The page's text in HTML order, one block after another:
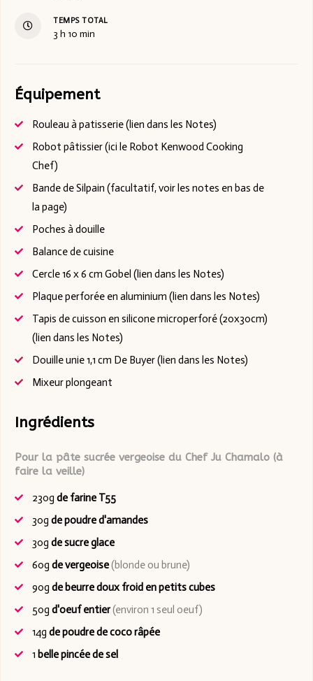
TEMPS TOTAL
3 h 10 min
Équipement
Rouleau à patisserie (lien dans les Notes)
Robot pâtissier (ici le Robot Kenwood Cooking
Chef)
Bande de Silpain (facultatif, voir les notes en bas de
la page)
Poches à douille
Balance de cuisine
Cercle 16 x 6 cm Gobel (lien dans les Notes)
Plaque perforée en aluminium (lien dans les Notes)
Tapis de cuisson en silicone microperforé (20x30cm)
(lien dans les Notes)
Douille unie 1,1 cm De Buyer(lien dans les Notes)
Mixeur plongeant
Ingrédients
Pour la pâte sucrée vergeoise du Chef Ju Chamalo (à
faire la veille)
230g de farine T55
30g de poudre d'amandes
30g de sucre glace
60g de vergeoise(blonde ou brune)
90g de beurre doux froid en petits cubes
50g d'oeuf entier(environ 1 seul oeuf)
14g de poudre de coco râpée
1 belle pincée de sel